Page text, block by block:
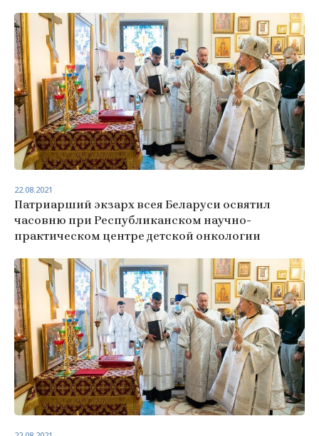
Патриарший экзарх всея Беларуси освятил
часовню при Республиканском научно-
практическом центре детской онкологии
22.08.2021